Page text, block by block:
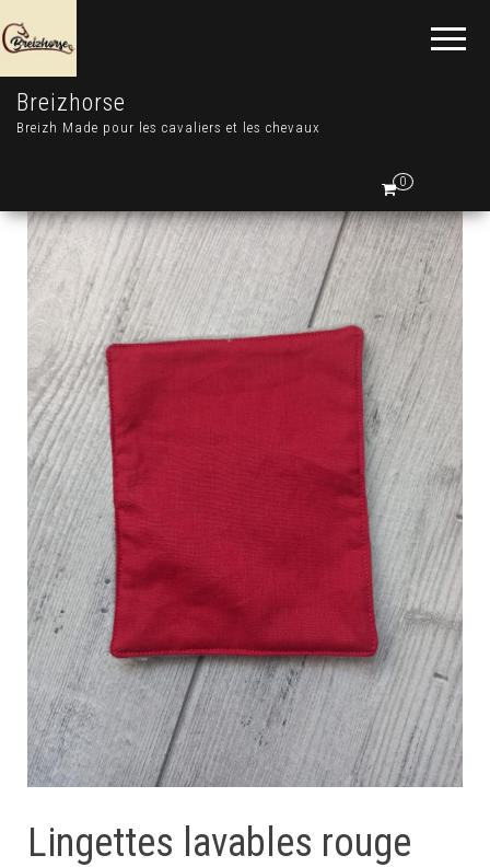
Breizhorse
Breizh Made pour les cavaliers et les chevaux
0
Lingettes lavables rouge